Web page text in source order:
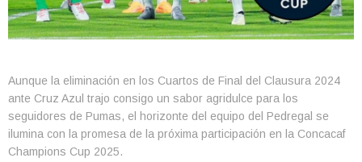
Aunque la eliminación en los Cuartos de Final del Clausura 2024
ante Cruz Azul trajo consigo un sabor agridulce para los
seguidores de Pumas, el horizonte del equipo del Pedregal se
ilumina con la promesa de la próxima participación en la Concacaf
Champions Cup 2025.